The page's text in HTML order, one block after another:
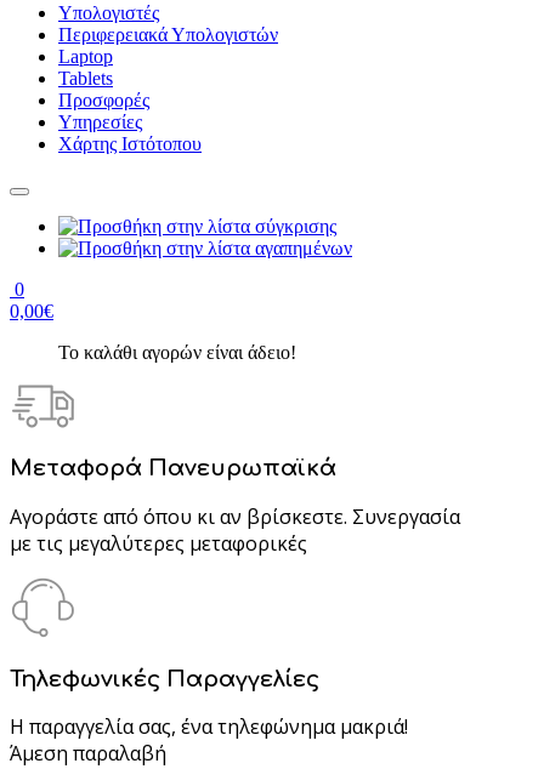
Υπολογιστές
Περιφερειακά Υπολογιστών
Laptop
Tablets
Προσφορές
Υπηρεσίες
Χάρτης Ιστότοπου
0
0,00€
Το καλάθι αγορών είναι άδειο!
Μεταφορά Πανευρωπαϊκά
Αγοράστε από όπου κι αν βρίσκεστε. Συνεργασία
με τις μεγαλύτερες μεταφορικές
Τηλεφωνικές Παραγγελίες
Η παραγγελία σας, ένα τηλεφώνημα μακριά!
Άμεση παραλαβή